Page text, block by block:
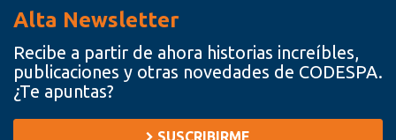
Alta Newsletter
Recibe a partir de ahora historias increíbles,
publicaciones y otras novedades de CODESPA.
¿Te apuntas?
SUSCRIBIRME